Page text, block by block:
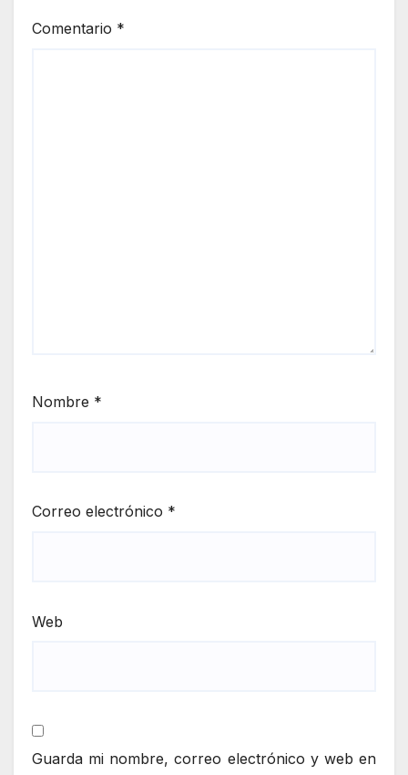
Comentario *
Nombre *
Correo electrónico *
Web
Guarda mi nombre, correo electrónico y web en